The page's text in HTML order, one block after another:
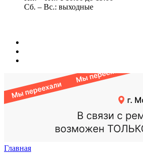
Сб. – Вс.: выходные
Главная